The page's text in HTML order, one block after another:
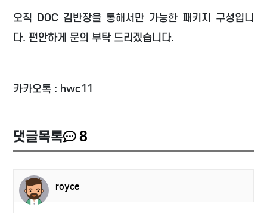
오직 DOC 김반장을 통해서만 가능한 패키지 구성입니
다. 편안하게 문의 부탁 드리겠습니다.
카카오톡 : hwc11
댓글목록 8
royce